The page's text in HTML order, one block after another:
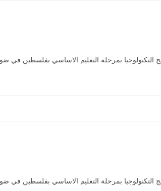
عطايا (2016). تطوير مناهج التكنولوجيا بمرحلة التعليم الاساسي
عطايا (2016). تطوير مناهج التكنولوجيا بمرحلة التعليم الاساسي